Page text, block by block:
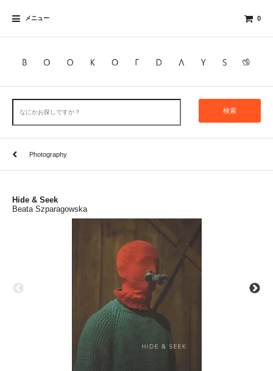
メニュー 0
検索
Photography
Hide & Seek
Beata Szparagowska